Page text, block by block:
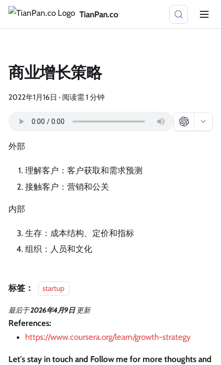
TianPan.co
商业增长策略
2022年1月16日 · 阅读需 1 分钟
外部
理解客户：客户获取和需求预测
接触客户：营销和公关
内部
生存：成本结构、定价和指标
组织：人员和文化
标签： startup
最后于2026年4月9日 更新
References:
https://www.coursera.org/learn/growth-strategy
Let's stay in touch and Follow me for more thoughts and